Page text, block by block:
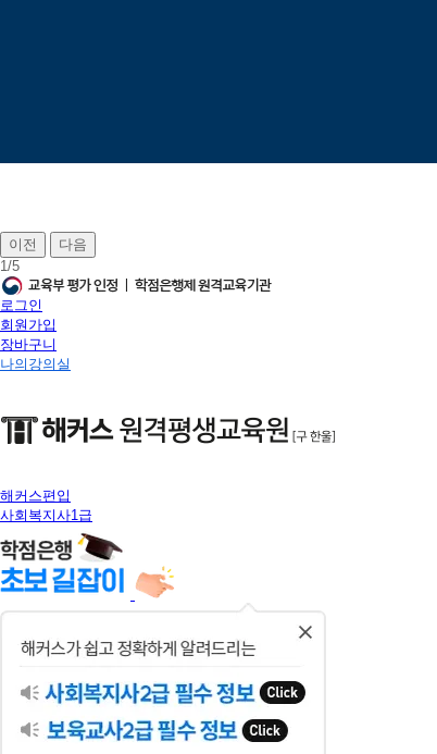
이전
다음
1/5
로그인
회원가입
장바구니
나의강의실
해커스편입
사회복지사1급